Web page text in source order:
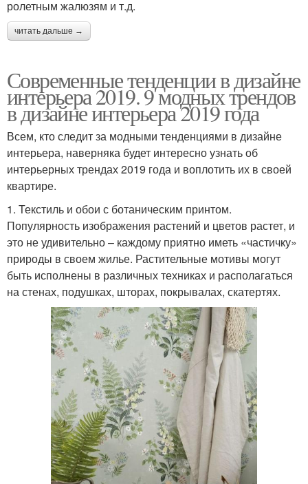
ролетным жалюзям и т.д.
читать дальше →
Современные тенденции в дизайне
интерьера 2019. 9 модных трендов
в дизайне интерьера 2019 года
Всем, кто следит за модными тенденциями в дизайне
интерьера, наверняка будет интересно узнать об
интерьерных трендах 2019 года и воплотить их в своей
квартире.
1. Текстиль и обои с ботаническим принтом.
Популярность изображения растений и цветов растет, и
это не удивительно – каждому приятно иметь «частичку»
природы в своем жилье. Растительные мотивы могут
быть исполнены в различных техниках и располагаться
на стенах, подушках, шторах, покрывалах, скатертях.